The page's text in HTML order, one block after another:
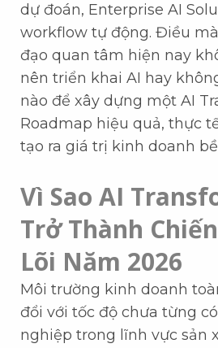
dự đoán, Enterprise AI
workflow tự động. Điều
đạo quan tâm hiện nay
nên triển khai AI hay
nào để xây dựng một AI
Roadmap hiệu quả, thực
tạo ra giá trị kinh doanh
Vì Sao AI
Trở Thành
Lõi Năm 2026
Môi trường kinh doanh
đổi với tốc độ chưa từng
nghiệp trong lĩnh vực sản